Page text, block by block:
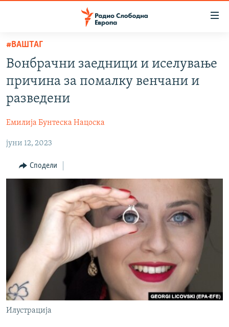
Оди
содржината
Оди
главната
навигација
Премини
на
МАКЕДОНИЈА
ВИЗУЕЛНО
ШТО ТРЕБА ДА ЗНАЕТЕ
ПРИЈАВИ СЕ ЗА ЊУЗЛЕТЕР
ПОДКАСТ ЗОШТО?
РСЕ веб страници
#ВАШТАГ
Вонбрачни заедници и иселување
причина за помалку венчани и
разведени
Емилија Бунтеска Нацоска
јуни 12, 2023
Сподели
Илустрација